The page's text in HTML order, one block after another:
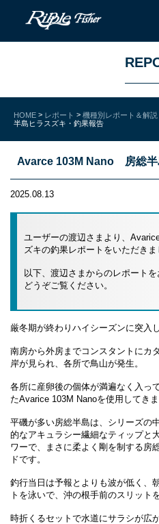
HOME > レポート > 機種別レポート＆解説
半島ヒラスズキ・釣果報告
Avarce 103M Nano 房総半
2025.08.13
ユーザーの渡辺さまより、
ズキの釣果レポートをいただきま
以下、渡辺さまからのレポートを
どうぞご覧ください。
厳冬期が終わりハイシーズンに突入
南房から外房までコンスタントにカ
岸が見られ、各所で鳥山が発生。
各所に産卵後の個体が満遍なく入っ
たAvarice 103M Nanoを使用してきま
平磯が多い房総半島は、シリーズの
的なアキュラシー繊細なティップと
ワーで、まさに柔よく剛を制する房
ドです。
釣行当日は予報とよりも波が低く、
トを泳いで、沖の根手前のスリット
時折くるセットで水道にサラシが広